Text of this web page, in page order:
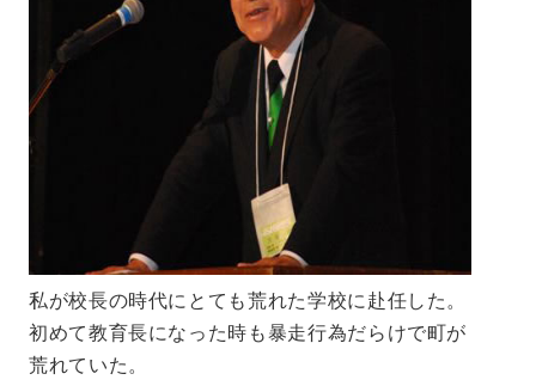
私が校長の時代にとても荒れた学校に赴任した。
初めて教育長になった時も暴走行為だらけで町が
荒れていた。